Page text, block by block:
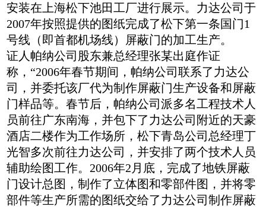
安装在上海松下池田工厂进行展示。力达公司于
2007年按照提供的图纸完成了松下第一条国门1
号线（即首都机场线）屏蔽门的加工生产。
证人帕纳公司股东兼总经理张某出庭作证
称，“2006年春节期间，帕纳公司联系了力达公
司，并委托该厂代为制作屏蔽门生产设备和屏蔽
门样品等。春节后，帕纳公司派多名工程技术人
员前往广东南海，并包下了力达公司附近的天豪
酒店二楼作为工作场所，松下青岛公司总经理丁
光智多次前往力达公司，并安排了两个技术人员
辅助绘图工作。2006年2月底，完成了地铁屏蔽
门设计总图，制作了立体图和零部件图，并将零
部件等生产所需的图纸交给了力达公司制作屏蔽